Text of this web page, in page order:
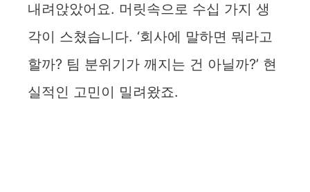
내려앉았어요. 머릿속으로 수십 가지 생
각이 스쳤습니다. ‘회사에 말하면 뭐라고
할까? 팀 분위기가 깨지는 건 아닐까?’ 현
실적인 고민이 밀려왔죠.